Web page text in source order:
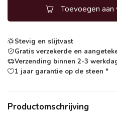
Toevoegen
Stevig en slijtvast
Gratis verzekerde en
Verzending binnen 2-3
1 jaar garantie op de steen *
Productomschrijving